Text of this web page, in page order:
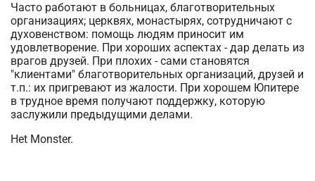
Часто работают в больницах, благотворительных
организациях; церквях, монастырях, сотрудничают с
духовенством: помощь людям приносит им
удовлетворение. При хороших аспектах - дар делать из
врагов друзей. При плохих - сами становятся
"клиентами" благотворительных организаций, друзей и
т.п.: их пригревают из жалости. При хорошем Юпитере
в трудное время получают поддержку, которую
заслужили предыдущими делами.
Het Monster.